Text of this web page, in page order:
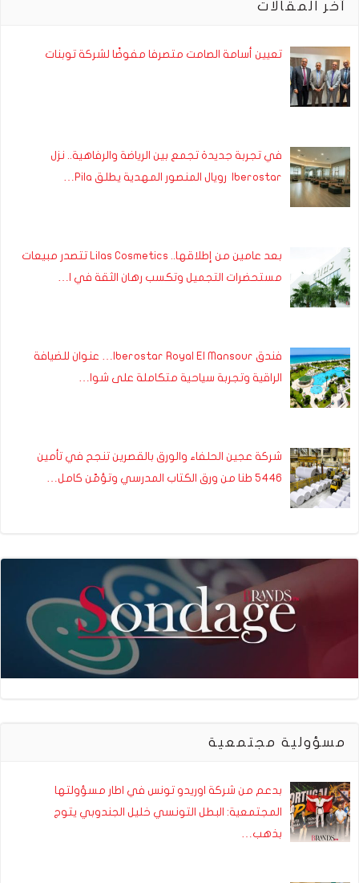
آخر المقالات
تعيين أسامة الصامت متصرفا مفوضًا لشركة توبنات
في تجربة جديدة تجمع بين الرياضة والرفاهية.. نزل
Iberostar رويال المنصور المهدية يطلق Pila…
بعد عامين من إطلاقها.. Lilas Cosmetics تتصدر مبيعات
مستحضرات التجميل وتكسب رهان الثقة في ا…
فندق Iberostar Royal El Mansour… عنوان للضيافة
الراقية وتجربة سياحية متكاملة على شوا…
شركة عجين الحلفاء والورق بالقصرين تنجح في تأمين
5446 طنا من ورق الكتاب المدرسي وتؤمّن كامل…
مسؤولية مجتمعية
بدعم من شركة اوريدو تونس في اطار مسؤولتها
المجتمعية: البطل التونسي خليل الجندوبي يتوج
بذهب…